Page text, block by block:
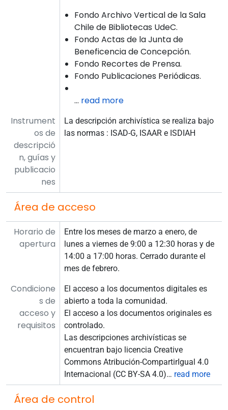
Fondo Archivo Vertical de la Sala
Chile de Bibliotecas UdeC.
Fondo Actas de la Junta de
Beneficencia de Concepción.
Fondo Recortes de Prensa.
Fondo Publicaciones Periódicas.
… read more
Instrument
os de
descripció
n, guías y
publicacio
nes
La descripción archivística se realiza bajo
las normas : ISAD-G, ISAAR e ISDIAH
Área de acceso
Horario de
apertura
Entre los meses de marzo a enero, de
lunes a viernes de 9:00 a 12:30 horas y de
14:00 a 17:00 horas. Cerrado durante el
mes de febrero.
Condicione
s de
acceso y
requisitos
El acceso a los documentos digitales es
abierto a toda la comunidad.
El acceso a los documentos originales es
controlado.
Las descripciones archivísticas se
encuentran bajo licencia Creative
Commons Atribución-CompartirIgual 4.0
Internacional (CC BY-SA 4.0)… read more
Área de control